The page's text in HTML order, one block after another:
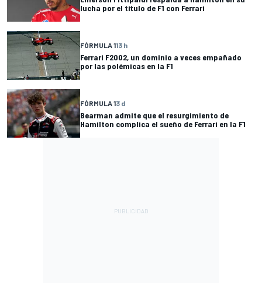
lucha por el título de F1 con Ferrari
FÓRMULA 113 h
Ferrari F2002, un dominio a veces empañado
por las polémicas en la F1
FÓRMULA 13 d
Bearman admite que el resurgimiento de
Hamilton complica el sueño de Ferrari en la F1